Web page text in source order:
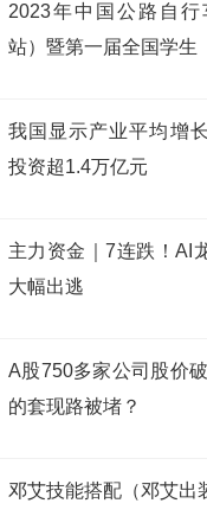
2023年中国公路自
站）暨第一届全国学生
我国显示产业平均增
投资超1.4万亿元
主力资金｜7连跌！AI
大幅出逃
A股750多家公司股价
的套现路被堵？
邓艾技能搭配（邓艾出